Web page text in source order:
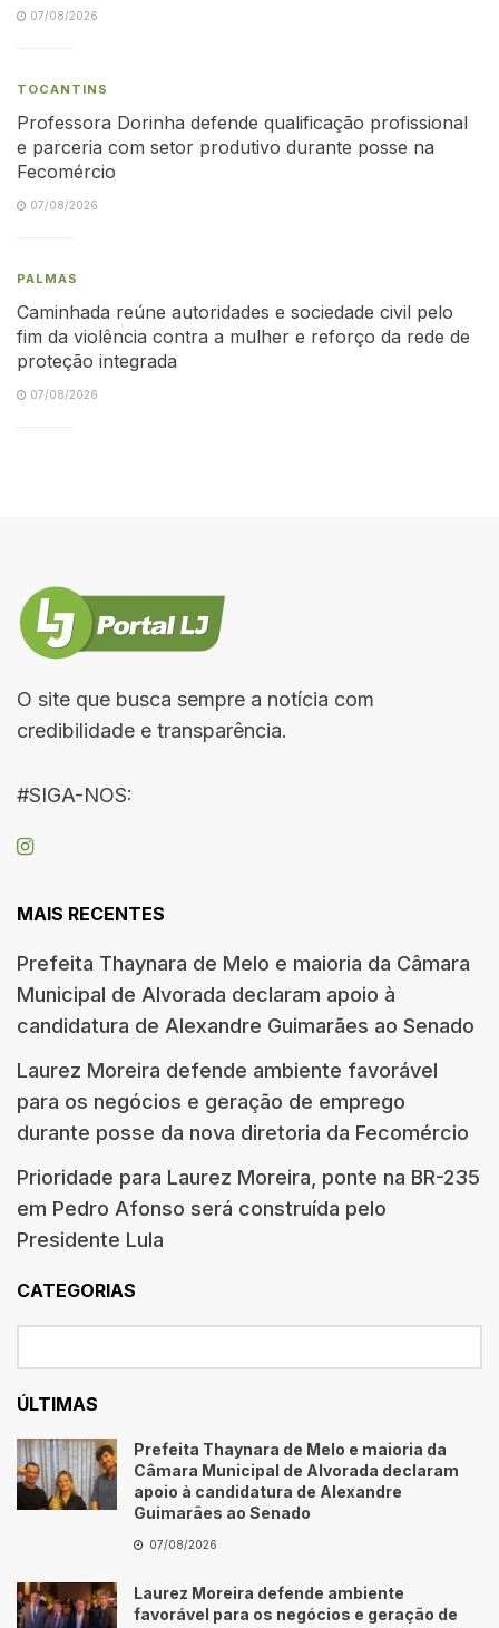
07/08/2026
TOCANTINS
Professora Dorinha defende qualificação profissional
e parceria com setor produtivo durante posse na
Fecomércio
07/08/2026
PALMAS
Caminhada reúne autoridades e sociedade civil pelo
fim da violência contra a mulher e reforço da rede de
proteção integrada
07/08/2026
O site que busca sempre a notícia com
credibilidade e transparência.
#SIGA-NOS:
MAIS RECENTES
Prefeita Thaynara de Melo e maioria da Câmara
Municipal de Alvorada declaram apoio à
candidatura de Alexandre Guimarães ao Senado
Laurez Moreira defende ambiente favorável
para os negócios e geração de emprego
durante posse da nova diretoria da Fecomércio
Prioridade para Laurez Moreira, ponte na BR-235
em Pedro Afonso será construída pelo
Presidente Lula
CATEGORIAS
ÚLTIMAS
Prefeita Thaynara de Melo e maioria da
Câmara Municipal de Alvorada declaram
apoio à candidatura de Alexandre
Guimarães ao Senado
07/08/2026
Laurez Moreira defende ambiente
favorável para os negócios e geração de